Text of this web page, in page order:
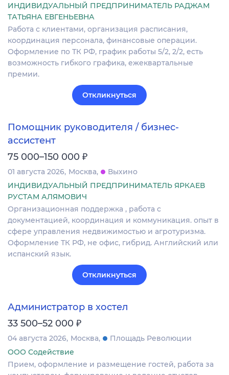
ИНДИВИДУАЛЬНЫЙ ПРЕДПРИНИМАТЕЛЬ РАДЖАМ
ТАТЬЯНА ЕВГЕНЬЕВНА
Работа с клиентами, организация расписания,
координация персонала, финансовые операции.
Оформление по ТК РФ, график работы 5/2, 2/2, есть
возможность гибкого графика, ежеквартальные
премии.
Откликнуться
Помощник руководителя / бизнес-
ассистент
75 000–150 000 ₽
01 августа 2026 Москва
Выхино
ИНДИВИДУАЛЬНЫЙ ПРЕДПРИНИМАТЕЛЬ ЯРКАЕВ
РУСТАМ АЛЯМОВИЧ
Организационная поддержка , работа с
документацией, координация и коммуникация. опыт в
сфере управления недвижимостью и агротуризма.
Оформление ТК РФ, не офис, гибрид. Английский или
испанский язык.
Откликнуться
Администратор в хостел
33 500–52 000 ₽
04 августа 2026 Москва
Площадь Революции
ООО Содействие
Прием, оформление и размещение гостей, работа за